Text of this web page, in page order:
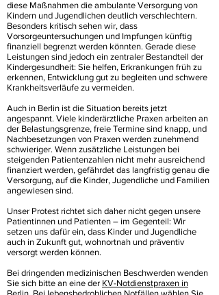
diese Maßnahmen die ambulante Versorgung von
Kindern und Jugendlichen deutlich verschlechtern.
Besonders kritisch sehen wir, dass
Vorsorgeuntersuchungen und Impfungen künftig
finanziell begrenzt werden könnten. Gerade diese
Leistungen sind jedoch ein zentraler Bestandteil der
Kindergesundheit: Sie helfen, Erkrankungen früh zu
erkennen, Entwicklung gut zu begleiten und schwere
Krankheitsverläufe zu vermeiden.
Auch in Berlin ist die Situation bereits jetzt
angespannt. Viele kinderärztliche Praxen arbeiten an
der Belastungsgrenze, freie Termine sind knapp, und
Nachbesetzungen von Praxen werden zunehmend
schwieriger. Wenn zusätzliche Leistungen bei
steigenden Patientenzahlen nicht mehr ausreichend
finanziert werden, gefährdet das langfristig genau die
Versorgung, auf die Kinder, Jugendliche und Familien
angewiesen sind.
Unser Protest richtet sich daher nicht gegen unsere
Patientinnen und Patienten – im Gegenteil: Wir
setzen uns dafür ein, dass Kinder und Jugendliche
auch in Zukunft gut, wohnortnah und präventiv
versorgt werden können.
Bei dringenden medizinischen Beschwerden wenden
Sie sich bitte an eine der KV-Notdienstpraxen in